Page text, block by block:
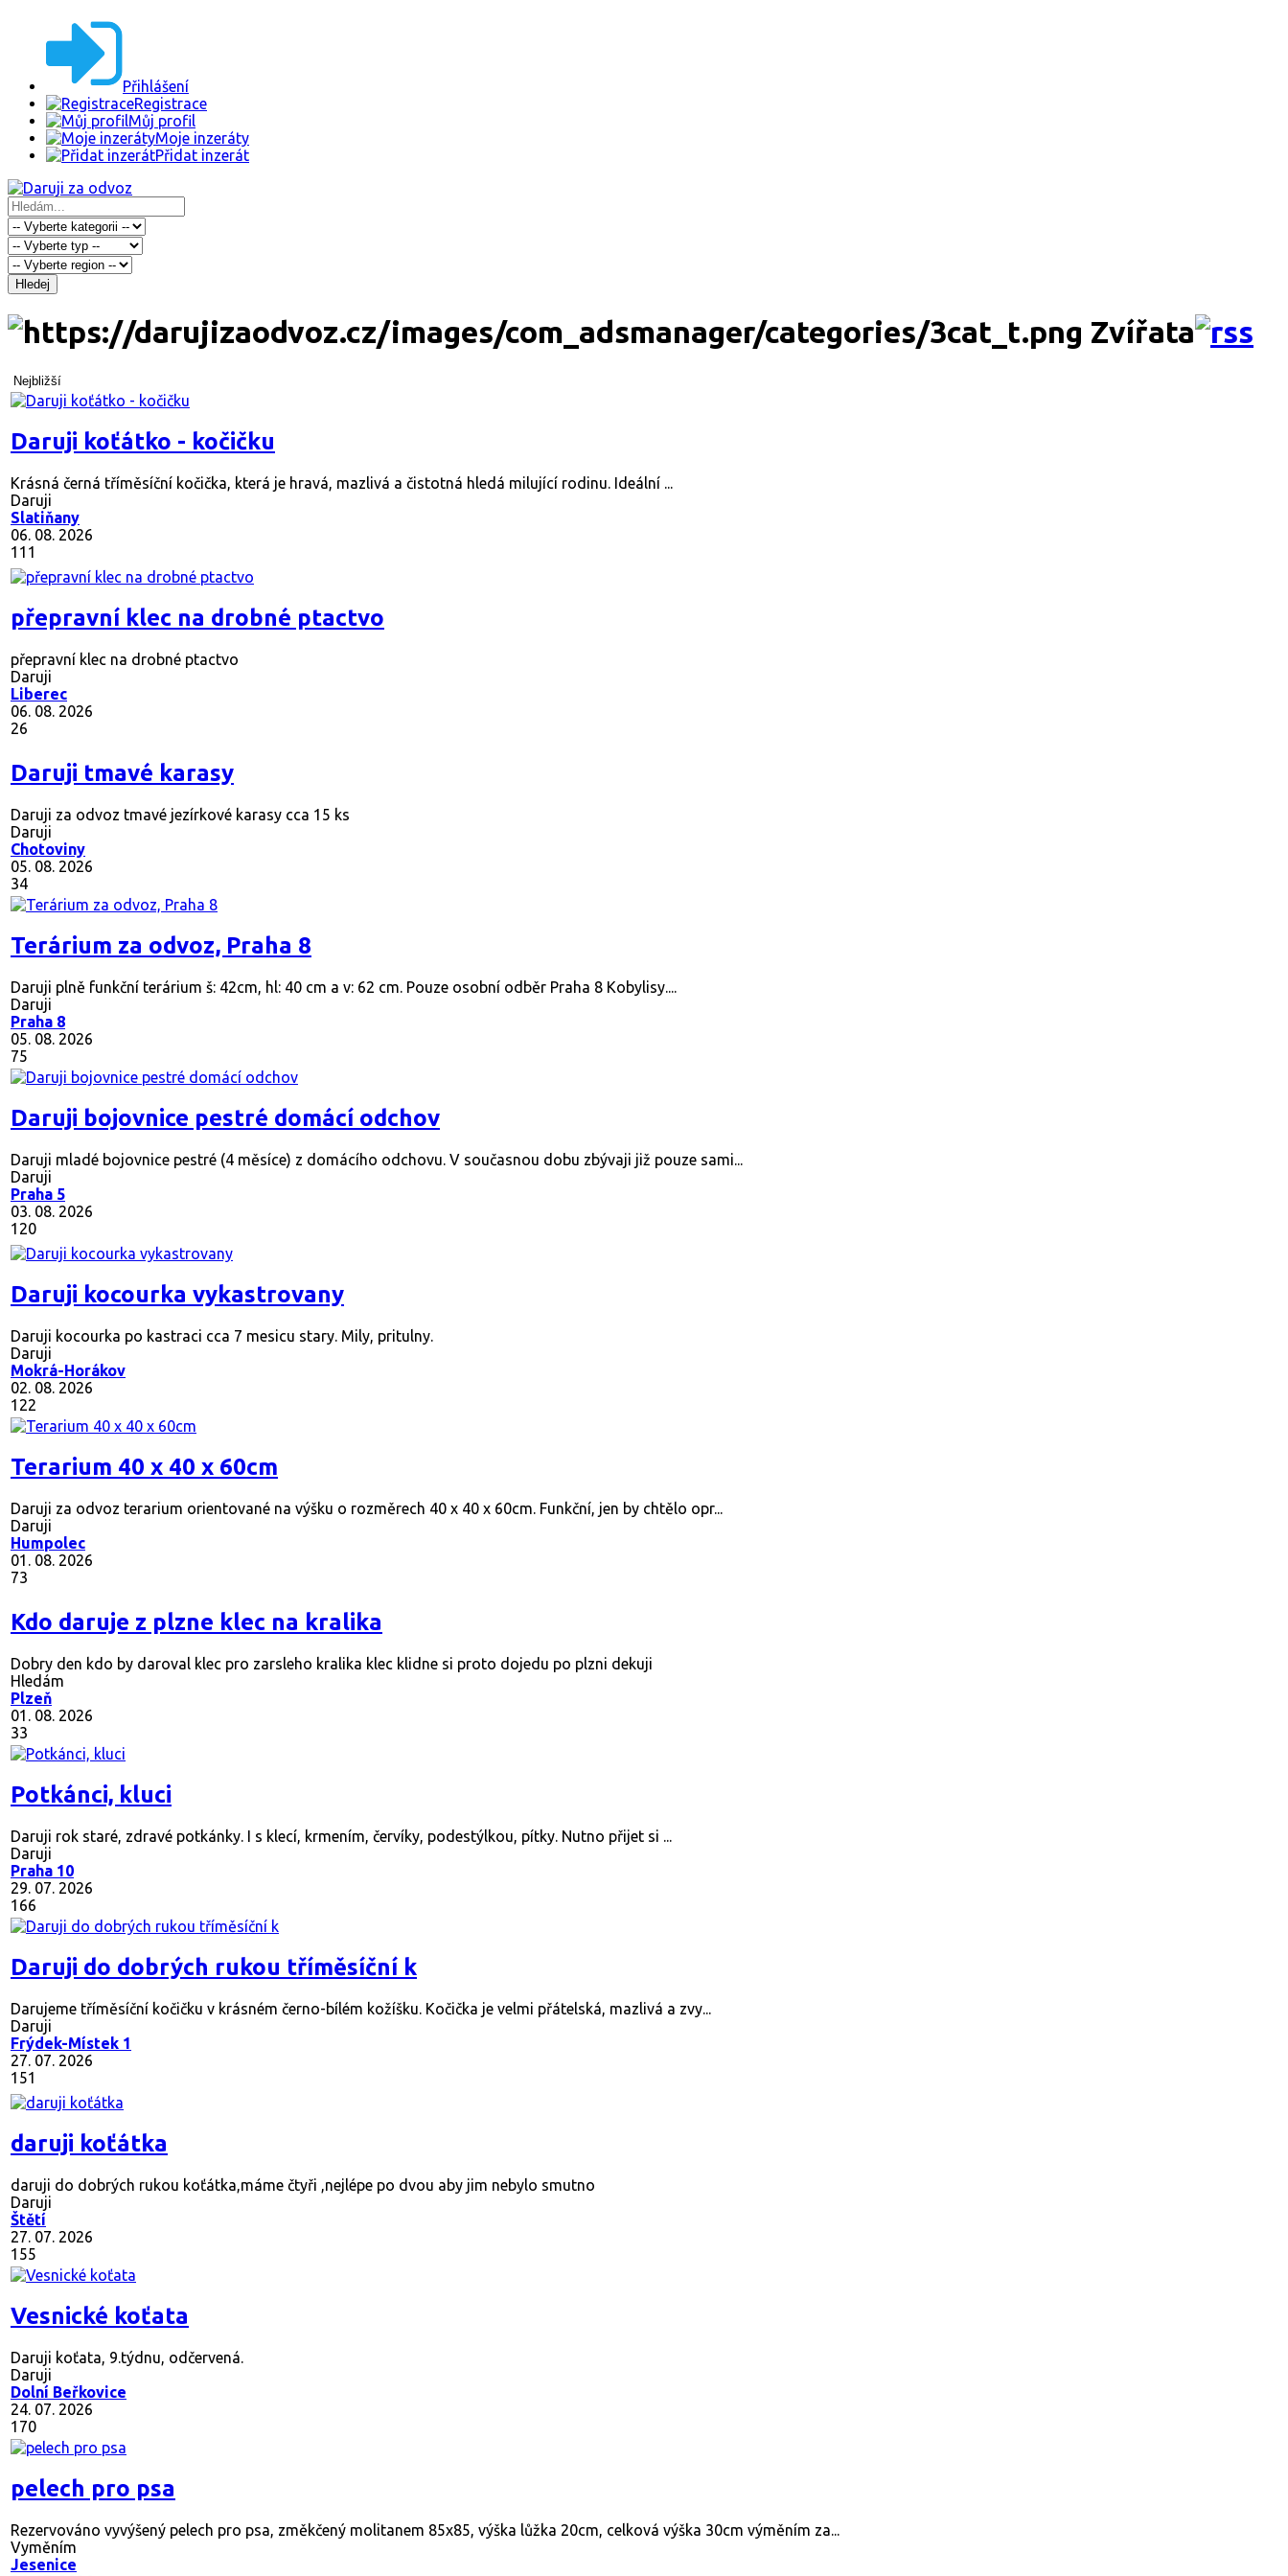
Přihlášení
Registrace
Můj profil
Moje inzeráty
Přidat inzerát
Hledej
Zvířata
Nejbližší
Daruji koťátko - kočičku
Krásná černá tříměsíční kočička, která je hravá, mazlivá a čistotná hledá milující rodinu. Ideální ...
Daruji
Slatiňany
06. 08. 2026
111
přepravní klec na drobné ptactvo
přepravní klec na drobné ptactvo
Daruji
Liberec
06. 08. 2026
26
Daruji tmavé karasy
Daruji za odvoz tmavé jezírkové karasy cca 15 ks
Daruji
Chotoviny
05. 08. 2026
34
Terárium za odvoz, Praha 8
Daruji plně funkční terárium š: 42cm, hl: 40 cm a v: 62 cm. Pouze osobní odběr Praha 8 Kobylisy....
Daruji
Praha 8
05. 08. 2026
75
Daruji bojovnice pestré domácí odchov
Daruji mladé bojovnice pestré (4 měsíce) z domácího odchovu. V současnou dobu zbývaji již pouze sami...
Daruji
Praha 5
03. 08. 2026
120
Daruji kocourka vykastrovany
Daruji kocourka po kastraci cca 7 mesicu stary. Mily, pritulny.
Daruji
Mokrá-Horákov
02. 08. 2026
122
Terarium 40 x 40 x 60cm
Daruji za odvoz terarium orientované na výšku o rozměrech 40 x 40 x 60cm. Funkční, jen by chtělo opr...
Daruji
Humpolec
01. 08. 2026
73
Kdo daruje z plzne klec na kralika
Dobry den kdo by daroval klec pro zarsleho kralika klec klidne si proto dojedu po plzni dekuji
Hledám
Plzeň
01. 08. 2026
33
Potkánci, kluci
Daruji rok staré, zdravé potkánky. I s klecí, krmením, červíky, podestýlkou, pítky. Nutno přijet si ...
Daruji
Praha 10
29. 07. 2026
166
Daruji do dobrých rukou tříměsíční k
Darujeme tříměsíční kočičku v krásném černo-bílém kožíšku. Kočička je velmi přátelská, mazlivá a zvy...
Daruji
Frýdek-Místek 1
27. 07. 2026
151
daruji koťátka
daruji do dobrých rukou koťátka,máme čtyři ,nejlépe po dvou aby jim nebylo smutno
Daruji
Štětí
27. 07. 2026
155
Vesnické koťata
Daruji koťata, 9.týdnu, odčervená.
Daruji
Dolní Beřkovice
24. 07. 2026
170
pelech pro psa
Rezervováno vyvýšený pelech pro psa, změkčený molitanem 85x85, výška lůžka 20cm, celková výška 30cm výměním za...
Vyměním
Jesenice